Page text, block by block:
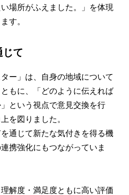
場所がふえました。」を体現
す。
じて
ー」は、自身の地域について
もに、「どのように伝えれば
という視点で意見交換を行
を図りました。
通じて新たな気付きを得る機
携強化にもつながっていま
解度・満足度ともに高い評価